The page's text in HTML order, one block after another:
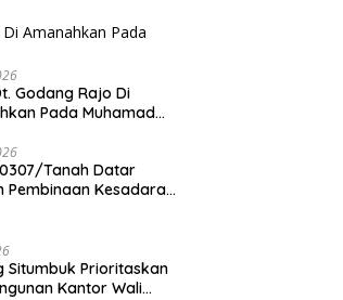
Godang Rajo Di
Pada Muhamad
Tanah Datar
Pembinaan Kesadaran
Situmbuk Prioritaskan
Kantor Wali